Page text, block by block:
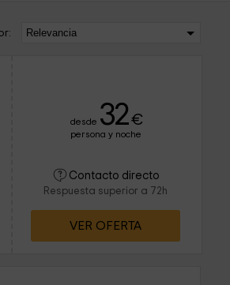
desde 32€
persona y noche
Contacto directo
Respuesta superior a 72h
VER OFERTA